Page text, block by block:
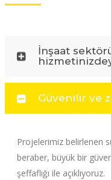
İnşaat
Güvenilir ve
Projelerimiz belirlenen
beraber, büyük bir
şeffaflığı ile açıklıyoruz.